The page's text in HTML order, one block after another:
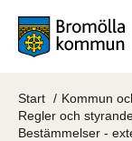
Start Kommun
Regler och
Bestämmelser -